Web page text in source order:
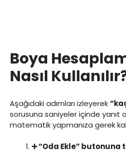
Boya
Nasıl
Aşağıdaki adımları izleyerek
sorusuna saniyeler içinde yanıt
matematik yapmanıza gerek
➕ “Oda Ekle” butonuna